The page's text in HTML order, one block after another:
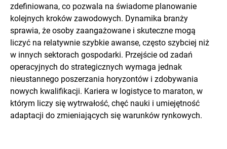
zdefiniowana, co pozwala na świadome planowanie
kolejnych kroków zawodowych. Dynamika branży
sprawia, że osoby zaangażowane i skuteczne mogą
liczyć na relatywnie szybkie awanse, często szybciej niż
w innych sektorach gospodarki. Przejście od zadań
operacyjnych do strategicznych wymaga jednak
nieustannego poszerzania horyzontów i zdobywania
nowych kwalifikacji. Kariera w logistyce to maraton, w
którym liczy się wytrwałość, chęć nauki i umiejętność
adaptacji do zmieniających się warunków rynkowych.